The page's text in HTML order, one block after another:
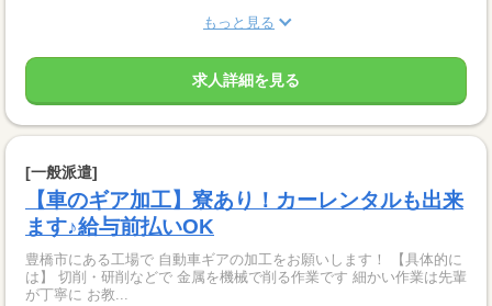
もっと見る
求人詳細を見る
[一般派遣]
【車のギア加工】寮あり！カーレンタルも出来
ます♪給与前払いOK
豊橋市にある工場で 自動車ギアの加工をお願いします！ 【具体的に
は】 切削・研削などで 金属を機械で削る作業です 細かい作業は先輩
が丁寧に お教...